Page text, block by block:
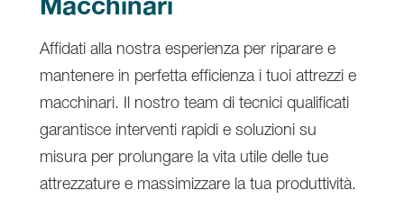
Affidati alla nostra esperienza per riparare e
mantenere in perfetta efficienza i tuoi attrezzi e
macchinari. Il nostro team di tecnici qualificati
garantisce interventi rapidi e soluzioni su
misura per prolungare la vita utile delle tue
attrezzature e massimizzare la tua produttività.